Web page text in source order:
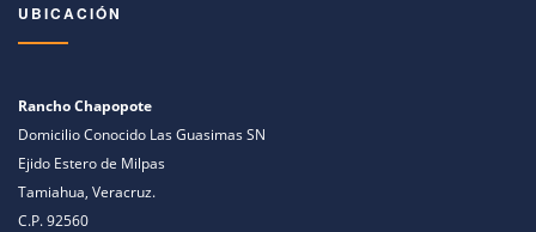
UBICACIÓN
Rancho Chapopote
Domicilio Conocido Las Guasimas SN
Ejido Estero de Milpas
Tamiahua, Veracruz.
C.P. 92560